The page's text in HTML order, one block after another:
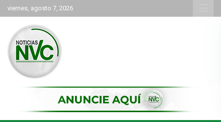
Saltar
al
contenido
viernes, agosto 7, 2026
NVC Noticias